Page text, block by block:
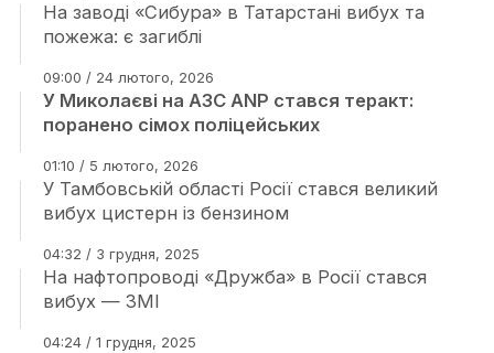
На заводі «Сибура» в Татарстані вибух та
пожежа: є загиблі
09:00 / 24 лютого, 2026
У Миколаєві на АЗС ANP стався теракт:
поранено сімох поліцейських
01:10 / 5 лютого, 2026
У Тамбовській області Росії стався великий
вибух цистерн із бензином
04:32 / 3 грудня, 2025
На нафтопроводі «Дружба» в Росії стався
вибух — ЗМІ
04:24 / 1 грудня, 2025